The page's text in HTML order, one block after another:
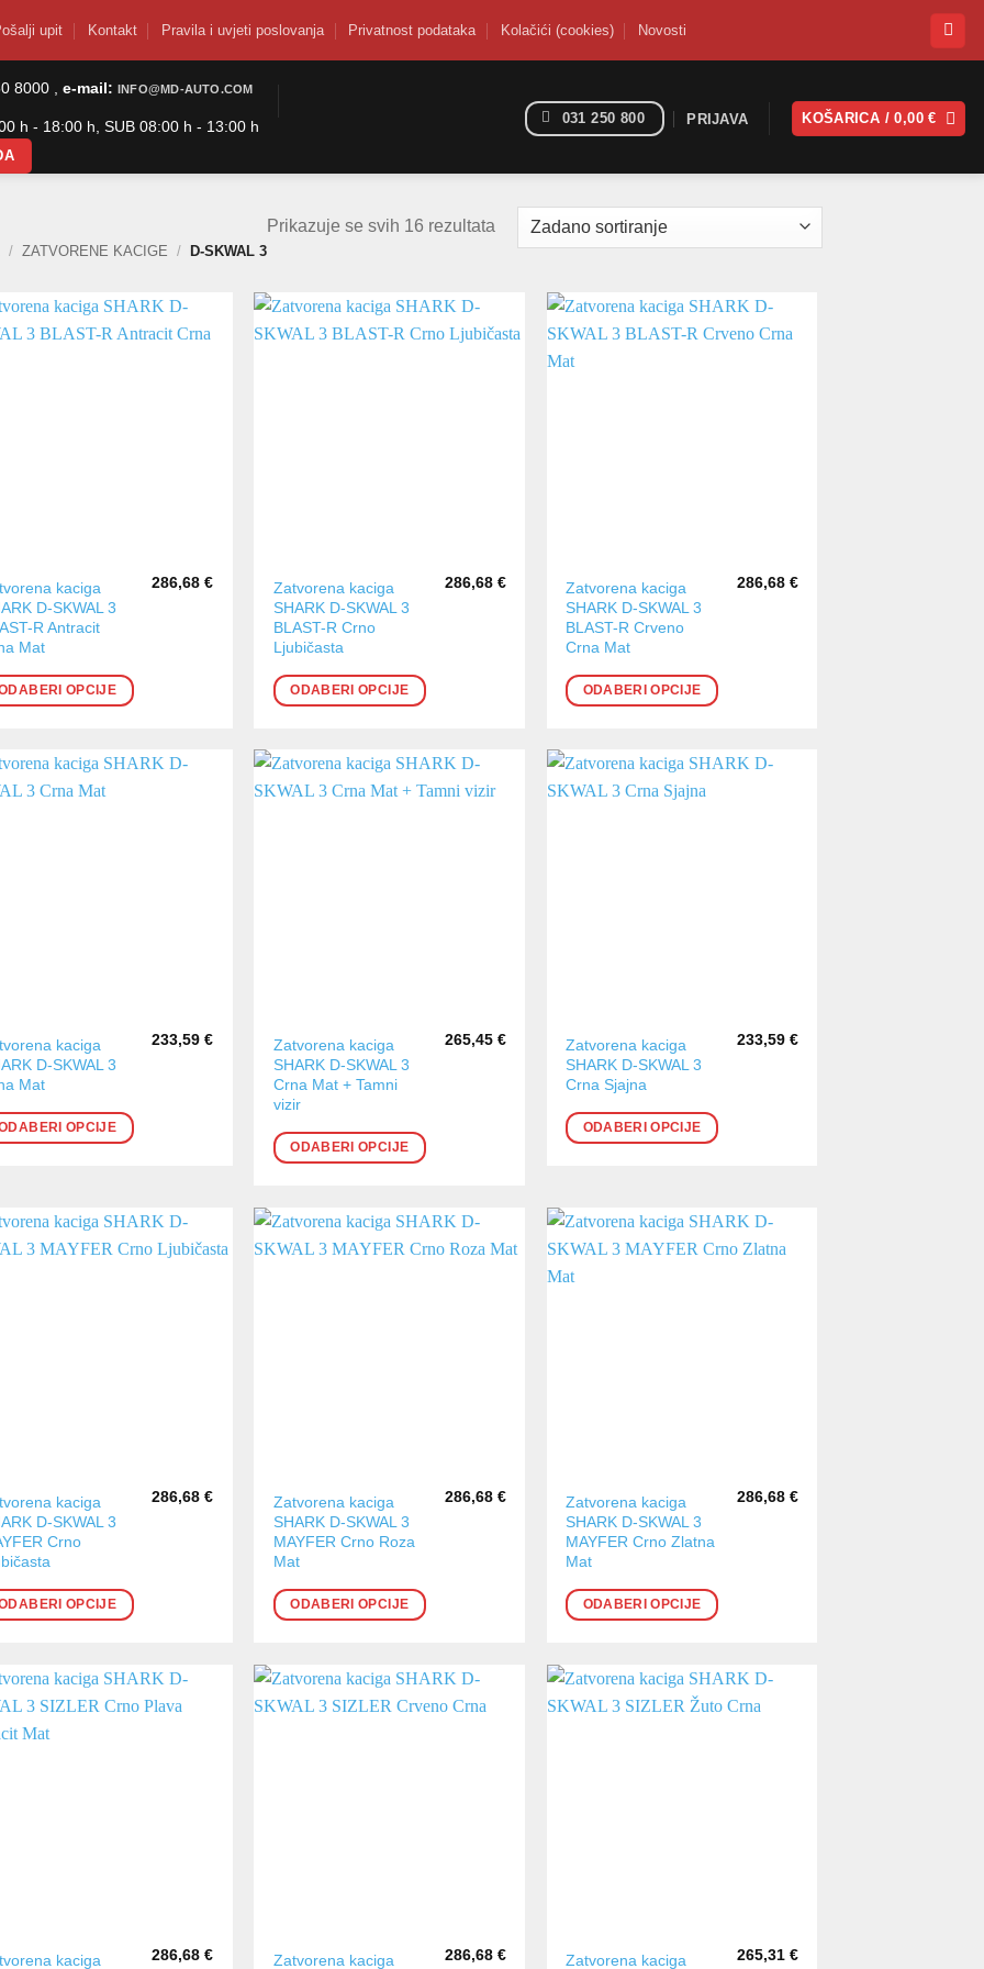
upit Kontakt Pravila i uvjeti poslovanja Privatnost podataka Kolačići (cookies) Novosti
8000 , e-mail: INFO@MD-AUTO.COM
h - 18:00 h, SUB 08:00 h - 13:00 h
031 250 800 PRIJAVA KOŠARICA /0,00€
/ ZATVORENE KACIGE / D-SKWAL 3
Prikazuje se svih 16 rezultata
kaciga
D-SKWAL 3
R Antracit
Mat
286,68€
OPCIJE
Zatvorena kaciga
SHARK D-SKWAL 3
BLAST-R Crno
Ljubičasta
286,68 €
ODABERI OPCIJE
Ovaj
proizvod
ima
varijanti.
mogu
odabrati
Zatvorena kaciga
SHARK D-SKWAL 3
BLAST-R Crveno
Crna Mat
286,68 €
ODABERI OPCIJE
Ovaj
proizvod
ima
varijanti.
mogu
odabrati
kaciga
D-SKWAL 3
Mat
233,59€
OPCIJE
Zatvorena kaciga
SHARK D-SKWAL 3
Crna Mat + Tamni
vizir
265,45 €
ODABERI OPCIJE
Ovaj
proizvod
ima
varijanti.
mogu
odabrati
Zatvorena kaciga
SHARK D-SKWAL 3
Crna Sjajna
233,59 €
ODABERI OPCIJE
Ovaj
proizvod
ima
više
varijanti.
mogu
odabrati
na
kaciga
D-SKWAL 3
Crno
286,68€
OPCIJE
Zatvorena kaciga
SHARK D-SKWAL 3
MAYFER Crno Roza
Mat
286,68 €
ODABERI OPCIJE
Ovaj
proizvod
ima
varijanti.
mogu
odabrati
Zatvorena kaciga
SHARK D-SKWAL 3
MAYFER Crno Zlatna
Mat
286,68 €
ODABERI OPCIJE
Ovaj
proizvod
ima
varijanti.
mogu
odabrati
kaciga
286,68€
Zatvorena kaciga
286,68 €
Ovaj
Zatvorena kaciga
265,31 €
Ovaj